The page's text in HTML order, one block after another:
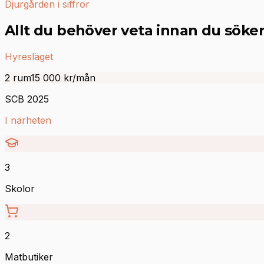
Djurgården i siffror
Allt du behöver veta innan du söker
Hyresläget
2 rum15 000 kr/mån
SCB 2025
I närheten
3
Skolor
2
Matbutiker